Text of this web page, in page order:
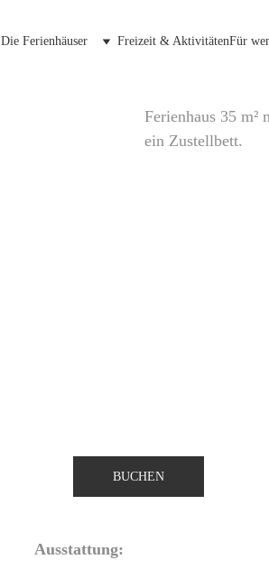
Die Ferienhäuser Freizeit & AktivitätenFür
Ferienhaus 35
ein Zustellbett.
BUCHEN
Ausstattung: